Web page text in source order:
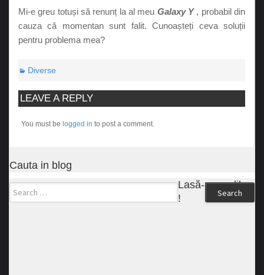
Mi-e greu totuși să renunț la al meu Galaxy Y, probabil din
cauza că momentan sunt falit. Cunoașteți ceva soluții
pentru problema mea?
Diverse
LEAVE A REPLY
You must be logged in to post a comment.
Cauta in blog
Search
Lasă-ne un like
!